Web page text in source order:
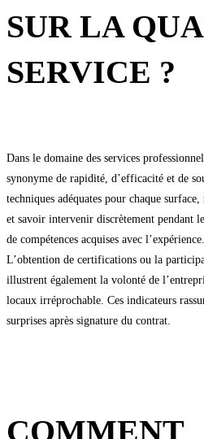
SUR LA
SERVICE ?
Dans le domaine des services
synonyme de rapidité, d’efficacité et de
techniques adéquates pour chaque
et savoir intervenir discrètement pendant
de compétences acquises avec l’expérience.
L’obtention de certifications ou la
illustrent également la volonté de
locaux irréprochable. Ces indicateurs
surprises après signature du contrat.
COMMENT